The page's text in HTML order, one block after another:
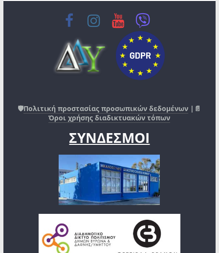
🛡️Πολιτική προστασίας προσωπικών δεδομένων |📄
Όροι χρήσης διαδικτυακών τόπων
ΣΥΝΔΕΣΜΟΙ